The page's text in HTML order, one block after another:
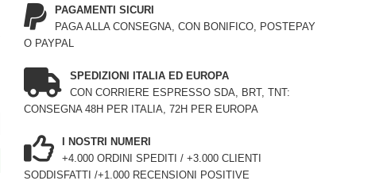
PAGAMENTI SICURI
PAGA ALLA CONSEGNA, CON BONIFICO, POSTEPAY
O PAYPAL
SPEDIZIONI ITALIA ED EUROPA
CON CORRIERE ESPRESSO SDA, BRT, TNT:
CONSEGNA 48H PER ITALIA, 72H PER EUROPA
I NOSTRI NUMERI
+4.000 ORDINI SPEDITI / +3.000 CLIENTI
SODDISFATTI /+1.000 RECENSIONI POSITIVE